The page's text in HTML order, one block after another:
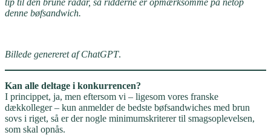
denne bøfsandwich.
Billede genereret af ChatGPT.
Kan alle deltage i konkurrencen?
I princippet, ja, men eftersom vi – ligesom vores franske
dækkolleger – kun anmelder de bedste bøfsandwiches med brun
sovs i riget, så er der nogle minimumskriterer til smagsoplevelsen,
som skal opnås.